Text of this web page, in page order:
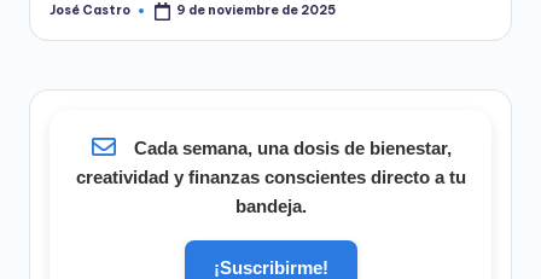
Publicado
José Castro 9 de noviembre de 2025
Cada semana, una dosis de bienestar,
creatividad y finanzas conscientes directo a tu
bandeja.
¡Suscribirme!